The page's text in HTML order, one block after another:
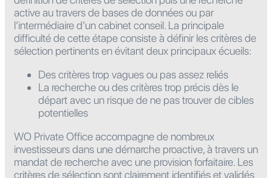
active au travers de bases de données ou par
l’intermédiaire d’un cabinet conseil. La principale
difficulté de cette étape consiste à définir les critères de
sélection pertinents en évitant deux principaux écueils:
Des critères trop vagues ou pas assez reliés
La recherche ou des critères trop précis dès le
départ avec un risque de ne pas trouver de cibles
potentielles
WO Private Office accompagne de nombreux
investisseurs dans une démarche proactive, à travers un
mandat de recherche avec une provision forfaitaire. Les
critères de sélection sont clairement identifiés et validés